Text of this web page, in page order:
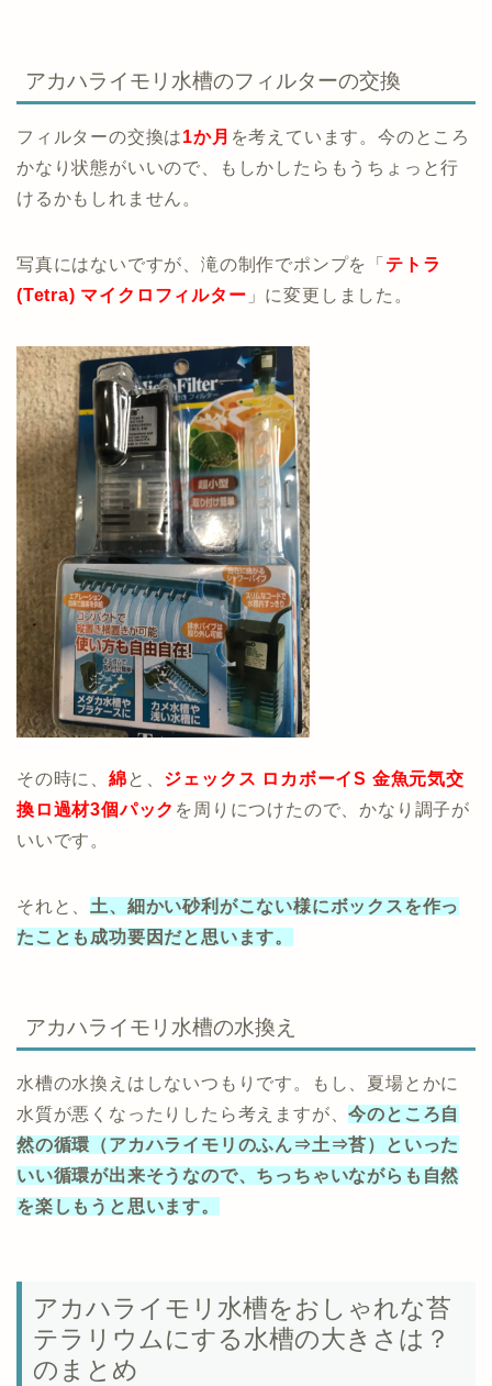
アカハライモリ水槽のフィルターの交換
フィルターの交換は1か月 を考えています。今のところ
かなり状態がいいので、もしかしたらもうちょっと行
けるかもしれません。
写真にはないですが、滝の制作でポンプを「 テトラ
(Tetra) マイクロフィルター 」に変更しました。
その時に、 綿と、 ジェックス ロカボーイS 金魚元気交
換ロ過材3個パック を周りにつけたので、かなり調子が
いいです。
それと、 土、細かい砂利がこない様にボックスを作っ
たことも成功要因だと思います。
アカハライモリ水槽の水換え
水槽の水換えはしないつもりです。もし、夏場とかに
水質が悪くなったりしたら考えますが、今のところ自
然の循環（アカハライモリのふん⇒土⇒苔）といった
いい循環が出来そうなので、ちっちゃいながらも自然
を楽しもうと思います。
アカハライモリ水槽をおしゃれな苔
テラリウムにする水槽の大きさは？
のまとめ